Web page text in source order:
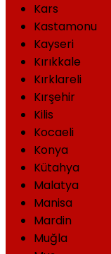
Kars
Kastamonu
Kayseri
Kırıkkale
Kırklareli
Kırşehir
Kilis
Kocaeli
Konya
Kütahya
Malatya
Manisa
Mardin
Muğla